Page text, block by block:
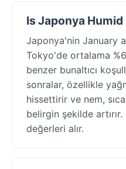
Is Japonya Humid
Japonya'nin January
Tokyo'de ortalama
benzer bunaltıcı
sonralar, özellikle
hissettirir ve nem,
belirgin şekilde
değerleri alır.